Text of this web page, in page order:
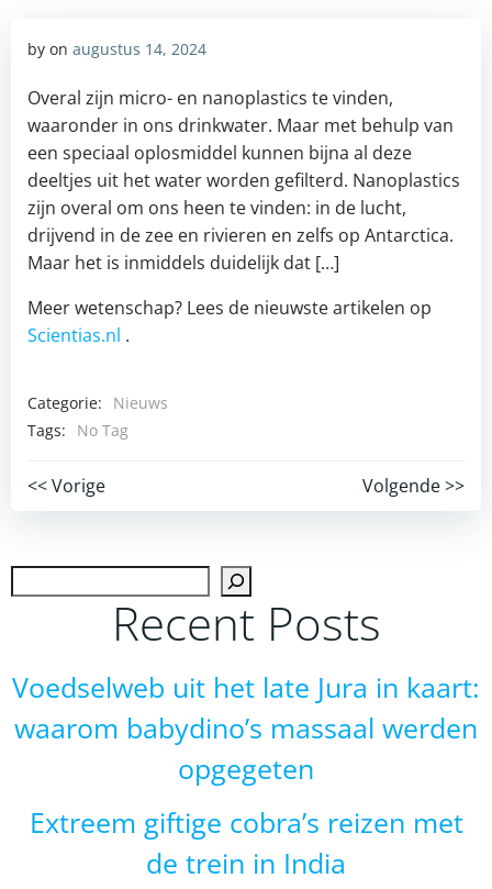
by on augustus 14, 2024
Overal zijn micro- en nanoplastics te vinden,
waaronder in ons drinkwater. Maar met behulp van
een speciaal oplosmiddel kunnen bijna al deze
deeltjes uit het water worden gefilterd. Nanoplastics
zijn overal om ons heen te vinden: in de lucht,
drijvend in de zee en rivieren en zelfs op Antarctica.
Maar het is inmiddels duidelijk dat […]
Meer wetenschap? Lees de nieuwste artikelen op
Scientias.nl .
Categorie:
Nieuws
Tags:
No Tag
Post
navigation
<< Vorige
Post
navigation
Volgende >>
Recent Posts
Voedselweb uit het late Jura in kaart:
waarom babydino’s massaal werden
opgegeten
Extreem giftige cobra’s reizen met
de trein in India